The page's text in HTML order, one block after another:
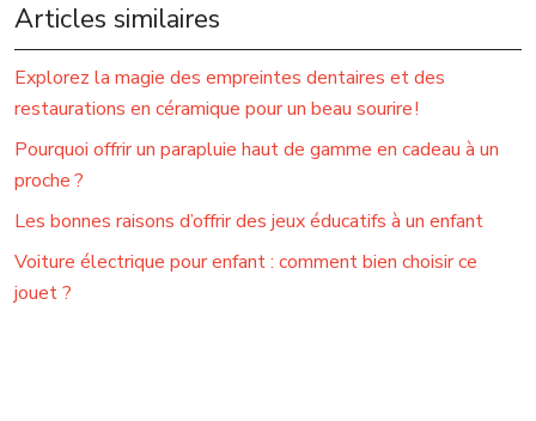
Articles similaires
Explorez la magie des empreintes dentaires et des
restaurations en céramique pour un beau sourire !
Pourquoi offrir un parapluie haut de gamme en cadeau à un
proche ?
Les bonnes raisons d’offrir des jeux éducatifs à un enfant
Voiture électrique pour enfant : comment bien choisir ce
jouet ?